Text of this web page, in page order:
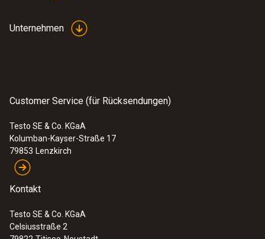
Lebensmittelfühler
Unternehmen
Customer Service (für Rücksendungen)
Testo SE & Co. KGaA
Kolumban-Kayser-Straße 17
79853 Lenzkirch
Kontakt
Testo SE & Co. KGaA
Celsiusstraße 2